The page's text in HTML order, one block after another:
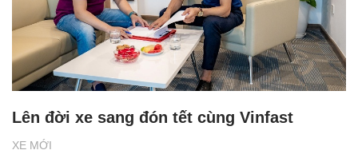
XE MỚI
Lên đời xe sang đón tết cùng Vinfast